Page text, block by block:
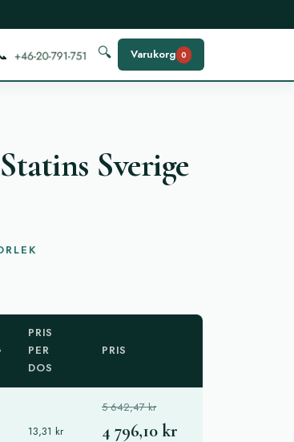
🔍 Varukorg 0
Sverige
PRIS
PER
DOS
PRIS
13,31 kr
5 642,47 kr
4 796,10 kr